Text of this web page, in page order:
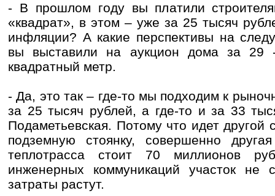
- В прошлом году вы платили
«квадрат», в этом – уже за 25 тысяч
инфляции? А какие перспективы на
вы выставили на аукцион дома за 29
квадратный метр.
- Да, это так – где-то мы подходим к
за 25 тысяч рублей, а где-то и за 33
Подаметьевская. Потому что идет другой
подземную стоянку, совершенно
теплотрасса стоит 70 миллионов
инженерных коммуникаций участок не
затраты растут.